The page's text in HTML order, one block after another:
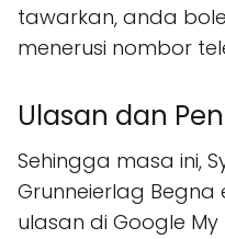
tawarkan, anda
menerusi nombor
Ulasan dan
Sehingga masa ini,
Grunneierlag Begna
ulasan di Google My